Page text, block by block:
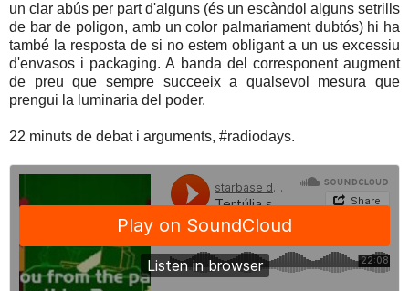
un clar abús per part d'alguns (és un escàndol alguns setrills
de bar de poligon, amb un color palmariament dubtós) hi ha
també la resposta de si no estem obligant a un us excessiu
d'envasos i packaging. A banda del corresponent augment
de preu que sempre succeeix a qualsevol mesura que
prengui la luminaria del poder.
22 minuts de debat i arguments, #radiodays.